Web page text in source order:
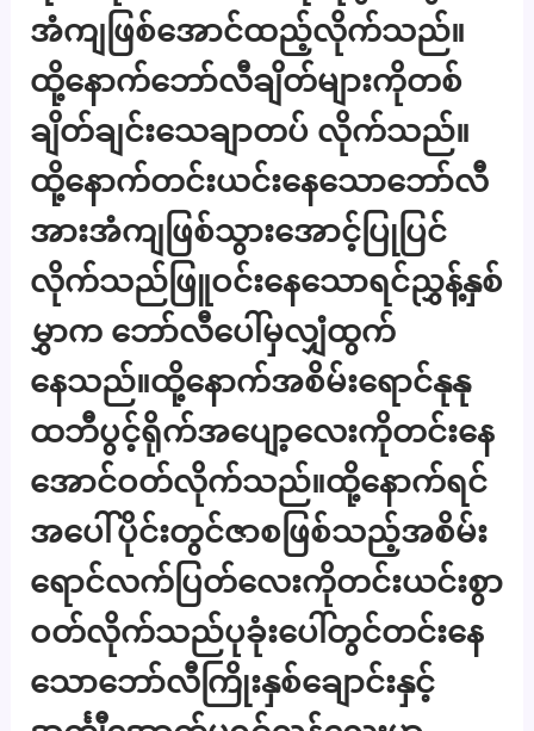
အံကျဖြစ်အောင်ထည့်လိုက်သည်။
ထို့နောက်ဘော်လီချိတ်များကိုတစ်
ချိတ်ချင်းသေချာတပ် လိုက်သည်။
ထို့နောက်တင်းယင်းနေသောဘော်လီ
အားအံကျဖြစ်သွားအောင့်ပြုပြင်
လိုက်သည်ဖြူဝင်းနေသောရင်ညွှန့်နှစ်
မွှာက ဘော်လီပေါ်မှလျှံထွက်
နေသည်။ထို့နောက်အစိမ်းရောင်နုနု
ထဘီပွင့်ရိုက်အပျော့လေးကိုတင်းနေ
အောင်ဝတ်လိုက်သည်။ထို့နောက်ရင်
အပေါ်ပိုင်းတွင်ဇာစဖြစ်သည့်အစိမ်း
ရောင်လက်ပြတ်လေးကိုတင်းယင်းစွာ
ဝတ်လိုက်သည်ပုခုံးပေါ်တွင်တင်းနေ
သောဘော်လီကြိုးနှစ်ချောင်းနှင့်